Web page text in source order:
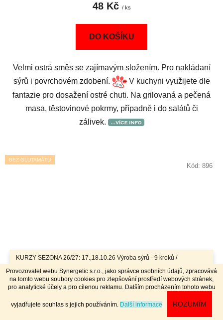
Provozovatel webu Synergetic s.r.o., jako správce osobních údajů, zpracovává
na tomto webu soubory cookies pro zlepšování prostředí webových stránek,
pro analytické účely a pro cílenou reklamu. Dalším procházením tohoto webu
vyjadřujete souhlas s jejich používáním. Další informace ROZUMÍM
KURZY SEZONA 26/27: 17.,18.10.26 Výroba sýrů - 9 kroků /
7.11.26 Bochníky - tvrdé zrající sýry / 8.11.26 Jogurty, Zákysy, Kefír
a Tvaroh + Hnětené a Tažené sýry/ 23.,24.1.27 Sýry doma /
20.,21.3.27 Výroba sýrů - 9 kroků / 10.4.27 Plísňáky - zrající sýry s
plísní / 11.4.27 Bochníky - tvrdé zrající sýry / 29.4..-2.5.27 Sýry 4
dny - komplet // Přihlášky na www.dobrykurz.cz //
48 Kč / ks
DO KOŠÍKU
Velmi ostrá směs se zajímavým složením. Pro nakládaní
sýrů i povrchovém zdobení.
V kuchyni využijete dle
fantazie pro dosažení ostré chuti. Na grilovaná a pečená
masa, těstovinové pokrmy, případně i do salátů či
zálivek.
BEZ GLUTAMÁTU
Kód: 896